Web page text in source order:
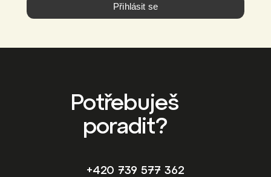
Přihlásit se
Potřebuješ
poradit?
+420 739 577 362